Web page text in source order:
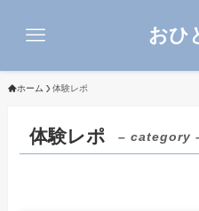
おひ
ホーム 体験レポ
体験レポ – category